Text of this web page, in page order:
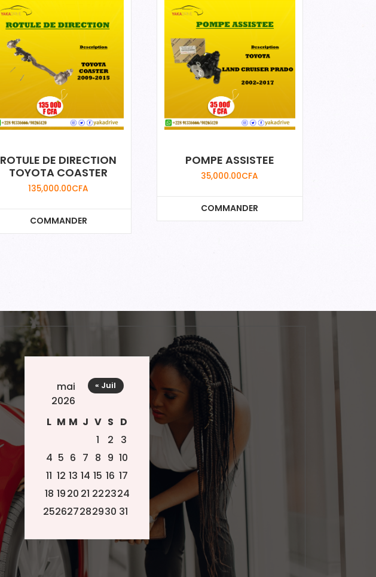
ROTULE DE DIRECTION
TOYOTA COASTER
135,000.00CFA
COMMANDER
POMPE ASSISTEE
35,000.00CFA
COMMANDER
mai
2026
L M M J V S D
1
2
3
4 5 6 7 8 9 10
11 12 13 14 15 16 17
18 1920 21 222324
252627282930 31
« Juil